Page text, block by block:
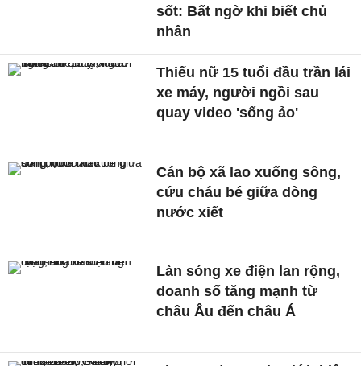
sốt: Bất ngờ khi biết chủ
nhân
Thiếu nữ 15 tuổi đầu trần lái
xe máy, người ngồi sau
quay video 'sống ảo'
Cán bộ xã lao xuống sông,
cứu cháu bé giữa dòng
nước xiết
Làn sóng xe điện lan rộng,
doanh số tăng mạnh từ
châu Âu đến châu Á